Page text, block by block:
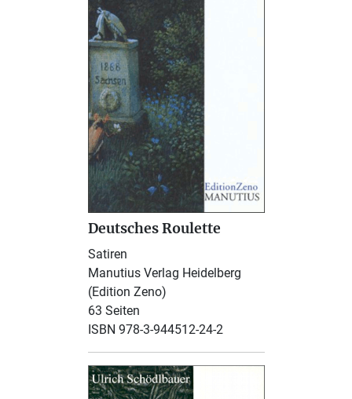
Deutsches Roulette
Satiren
Manutius Verlag Heidelberg
(Edition Zeno)
63 Seiten
ISBN 978-3-944512-24-2